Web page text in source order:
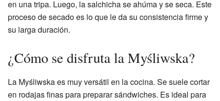
en una tripa. Luego, la salchicha se ahúma y se seca. Este
proceso de secado es lo que le da su consistencia firme y
su larga duración.
¿Cómo se disfruta la Myśliwska?
La Myśliwska es muy versátil en la cocina. Se suele cortar
en rodajas finas para preparar sándwiches. Es ideal para